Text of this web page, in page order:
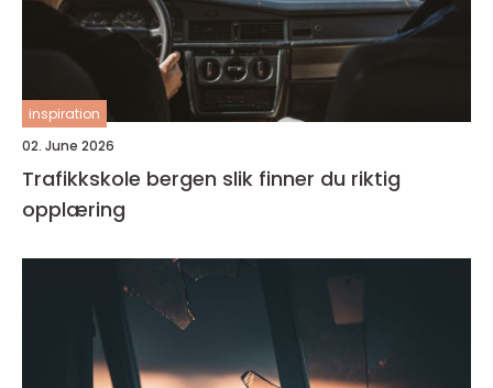
inspiration
02. June 2026
Trafikkskole bergen slik finner du riktig
opplæring